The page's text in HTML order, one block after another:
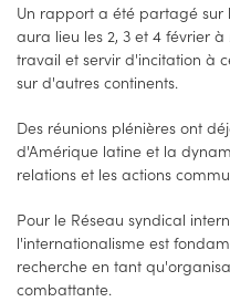
Un rapport a été partagé sur
aura lieu les 2, 3 et 4 février
travail et servir d'incitation à
sur d'autres continents.
Des réunions plénières ont
d'Amérique latine et la
relations et les actions
Pour le Réseau syndical
l'internationalisme est
recherche en tant
combattante.